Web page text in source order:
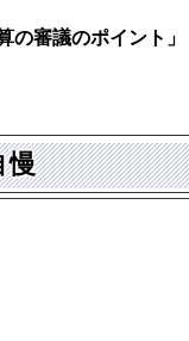
の審議のポイント 」
慢